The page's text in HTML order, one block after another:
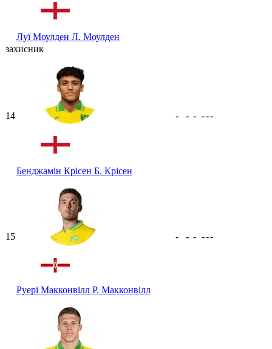
Луї Моулден Л. Моулден
захисник
14
Бенджамін Крісен Б. Крісен
- - - ---
15
Руері Макконвілл Р. Макконвілл
- - - ---